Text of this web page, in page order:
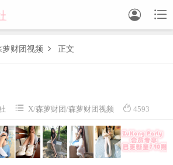


LOVEPLUS R15 SSR X
萝财团视频  正文
 X/森萝财团/森萝财团视频  4593